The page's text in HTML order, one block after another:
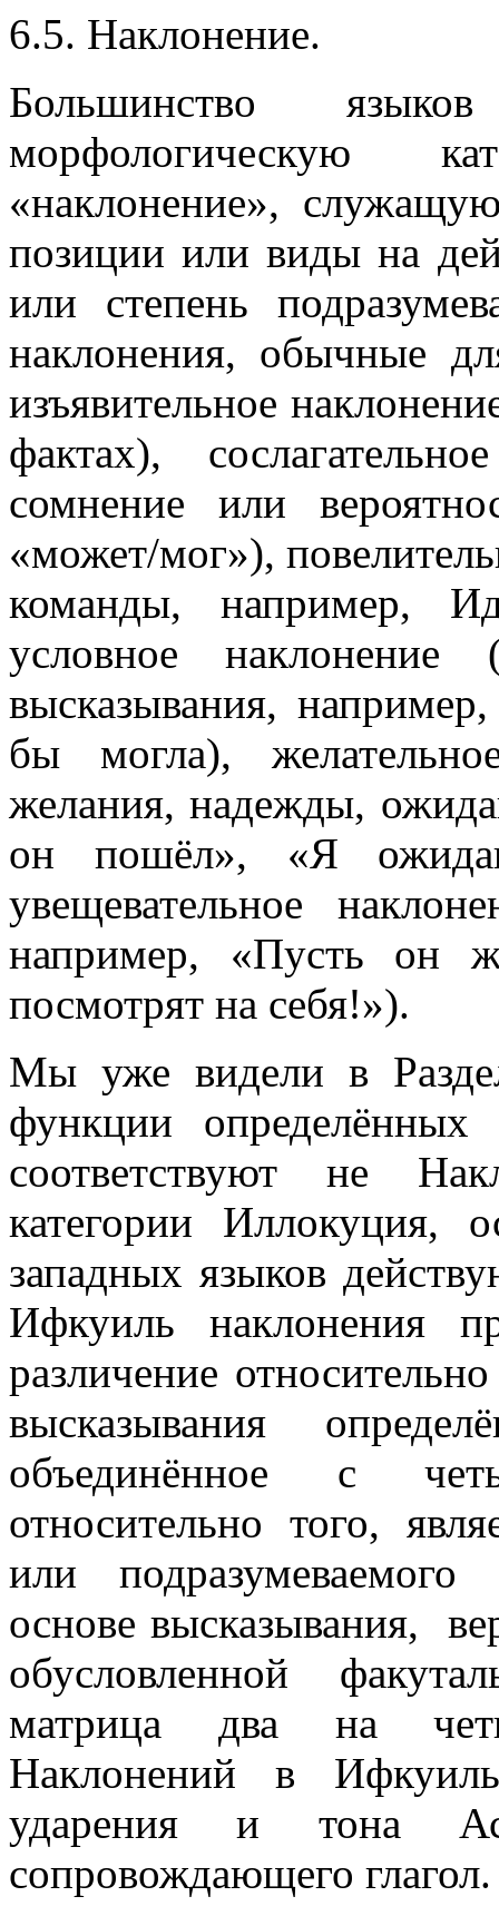
6.5. Наклонение.
Большинство
морфологическую
«наклонение»,
позиции или виды на
или степень
наклонения, обычные
изъявительное
фактах),
сомнение или
«может/мог»),
команды, например,
условное наклонение
высказывания,
бы могла),
желания, надежды,
он пошёл», «Я
увещевательное
например, «Пусть он
посмотрят на себя!»).
Мы уже видели в
функции определённых
соответствуют не
категории Иллокуция,
западных языков
Ифкуиль наклонения
различение
высказывания
объединённое с
относительно того,
или
основе высказывания,
обусловленной
матрица два на
Наклонений в
ударения и тона
сопровождающего глагол.